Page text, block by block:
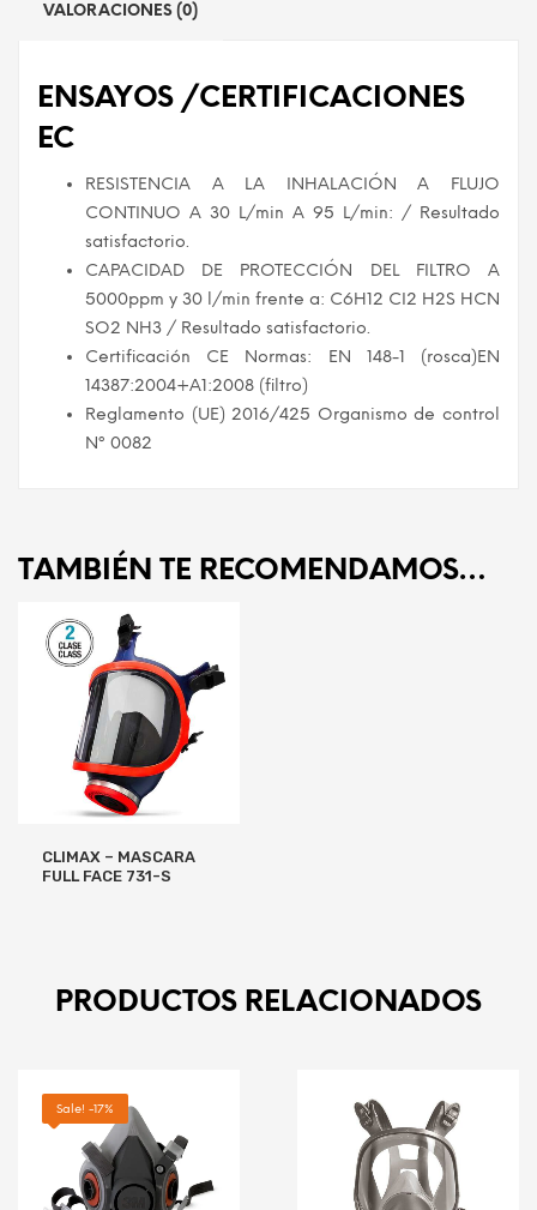
VALORACIONES (0)
ENSAYOS /CERTIFICACIONES
EC
RESISTENCIA A LA INHALACIÓN A FLUJO
CONTINUO A 30 L/min A 95 L/min: / Resultado
satisfactorio.
CAPACIDAD DE PROTECCIÓN DEL FILTRO A
5000ppm y 30 l/min frente a: C6H12 CI2 H2S HCN
SO2 NH3 / Resultado satisfactorio.
Certificación CE Normas: EN 148-1 (rosca)EN
14387:2004+A1:2008 (filtro)
Reglamento (UE) 2016/425 Organismo de control
Nº 0082
TAMBIÉN TE RECOMENDAMOS…
CLIMAX – MASCARA
FULL FACE 731-S
LEER MÁS
PRODUCTOS RELACIONADOS
Sale! -17%